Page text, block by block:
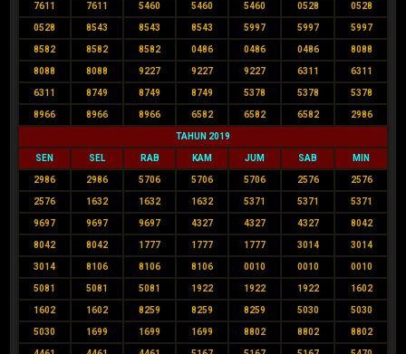
7611 7611 5460 5460 5460 0528 0528
0528 8543 8543 8543 5997 5997 5997
8582 8582 8582 0486 0486 0486 8088
8088 8088 9227 9227 9227 6311 6311
6311 8749 8749 8749 5378 5378 5378
8966 8966 8966 6582 6582 6582 2986
TAHUN 2019
SEN SEL RAB KAM JUM SAB MIN
2986 2986 5706 5706 5706 2576 2576
2576 1632 1632 1632 5371 5371 5371
9697 9697 9697 4327 4327 4327 8042
8042 8042 1777 1777 1777 3014 3014
3014 8106 8106 8106 0010 0010 0010
5081 5081 5081 1922 1922 1922 1602
1602 1602 8259 8259 8259 5030 5030
5030 1699 1699 1699 8802 8802 8802